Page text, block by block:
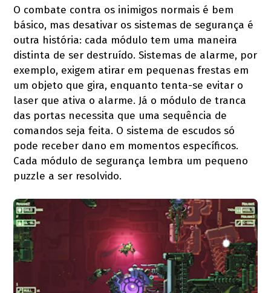
O combate contra os inimigos normais é bem
básico, mas desativar os sistemas de segurança é
outra história: cada módulo tem uma maneira
distinta de ser destruído. Sistemas de alarme, por
exemplo, exigem atirar em pequenas frestas em
um objeto que gira, enquanto tenta-se evitar o
laser que ativa o alarme. Já o módulo de tranca
das portas necessita que uma sequência de
comandos seja feita. O sistema de escudos só
pode receber dano em momentos específicos.
Cada módulo de segurança lembra um pequeno
puzzle a ser resolvido.